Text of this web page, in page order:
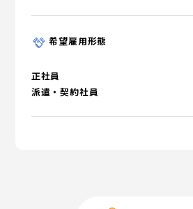
希望雇用形態
正社員
派遣・契約社員